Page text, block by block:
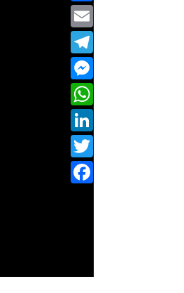
Email
Telegram
Messenger
WhatsApp
LinkedIn
Twitter
Facebook